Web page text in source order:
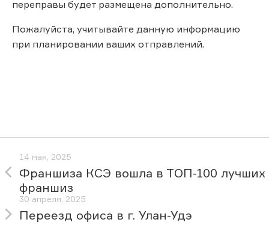
переправы будет размещена дополнительно.
Пожалуйста, учитывайте данную информацию
при планировании ваших отправлений.
14 мая, 2025
Франшиза КСЭ вошла в ТОП-100 лучших
франшиз
30 апреля, 2025
Переезд офиса в г. Улан-Удэ